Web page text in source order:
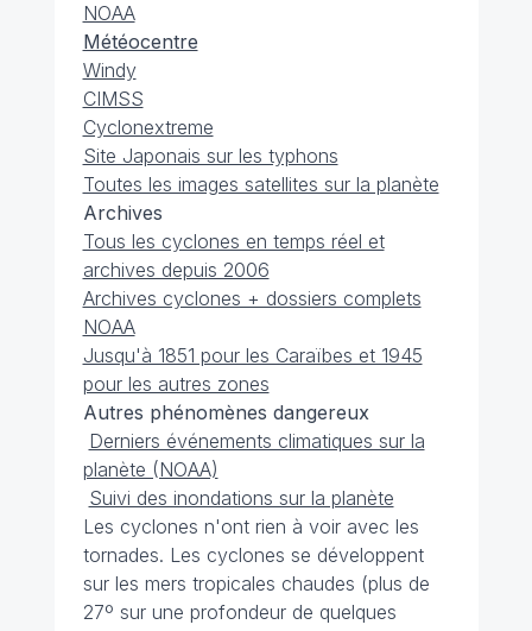
NOAA
Météocentre
Windy
CIMSS
Cyclonextreme
Site Japonais sur les typhons
Toutes les images satellites sur la planète
Archives
Tous les cyclones en temps réel et
archives depuis 2006
Archives cyclones + dossiers complets
NOAA
Jusqu'à 1851 pour les Caraïbes et 1945
pour les autres zones
Autres phénomènes dangereux
Derniers événements climatiques sur la
planète (NOAA)
Suivi des inondations sur la planète
Les cyclones n'ont rien à voir avec les
tornades. Les cyclones se développent
sur les mers tropicales chaudes (plus de
27º sur une profondeur de quelques